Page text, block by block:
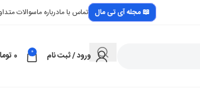
📖 مجله آی تی مال تماس با مادرباره ماسوالات
ورود / ثبت نام 0
0